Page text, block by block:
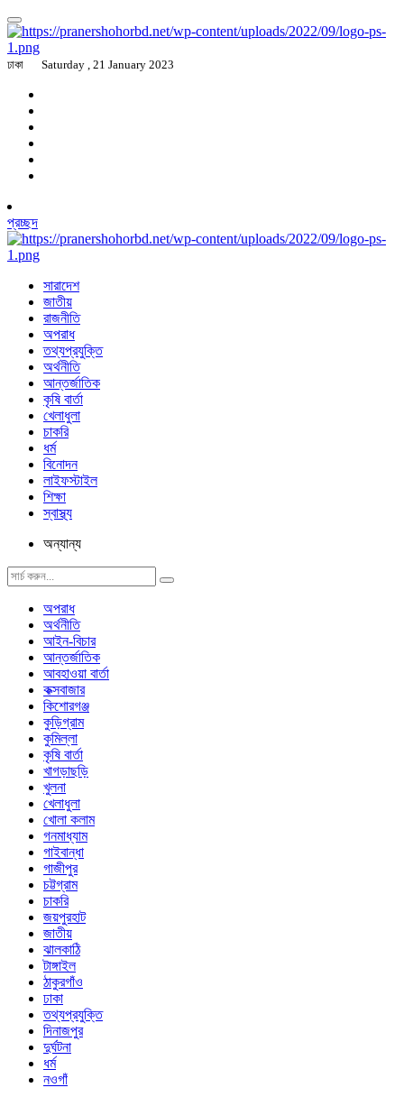
ঢাকা Saturday , 21 January 2023
প্রচ্ছদ
সারাদেশ
জাতীয়
রাজনীতি
অপরাধ
তথ্যপ্রযুক্তি
অর্থনীতি
আন্তর্জাতিক
কৃষি বার্তা
খেলাধুলা
চাকরি
ধর্ম
বিনোদন
লাইফস্টাইল
শিক্ষা
স্বাস্থ্য
অন্যান্য
অপরাধ
অর্থনীতি
আইন-বিচার
আন্তর্জাতিক
আবহাওয়া বার্তা
কক্সবাজার
কিশোরগঞ্জ
কুড়িগ্রাম
কুমিল্লা
কৃষি বার্তা
খাগড়াছড়ি
খুলনা
খেলাধুলা
খোলা কলাম
গনমাধ্যাম
গাইবান্ধা
গাজীপুর
চট্টগ্রাম
চাকরি
জয়পুরহাট
জাতীয়
ঝালকাঠি
টাঙ্গাইল
ঠাকুরগাঁও
ঢাকা
তথ্যপ্রযুক্তি
দিনাজপুর
দুর্ঘটনা
ধর্ম
নওগাঁ